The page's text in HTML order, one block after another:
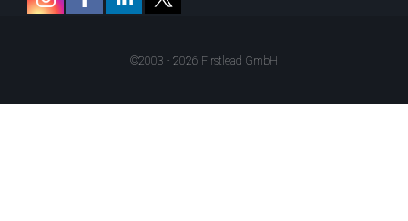
©2003 - 2026 Firstlead GmbH